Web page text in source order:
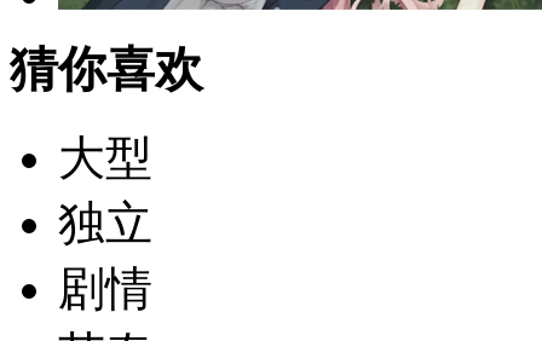
猜你喜欢
大型
独立
剧情